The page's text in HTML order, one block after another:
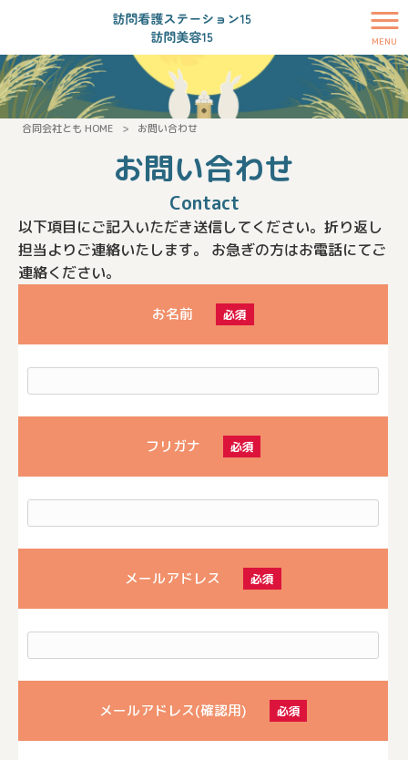
MENU
合同会社とも HOME > お問い合わせ
お問い合わせ
Contact
以下項目にご記入いただき送信してください。折り返し
担当よりご連絡いたします。 お急ぎの方はお電話にてご
連絡ください。
お名前 必須
フリガナ 必須
メールアドレス 必須
メールアドレス(確認用) 必須